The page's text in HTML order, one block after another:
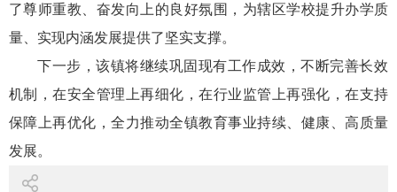
了尊师重教、奋发向上的良好氛围，为辖区学校提升办学质
量、实现内涵发展提供了坚实支撑。
下一步，该镇将继续巩固现有工作成效，不断完善长效
机制，在安全管理上再细化，在行业监管上再强化，在支持
保障上再优化，全力推动全镇教育事业持续、健康、高质量
发展。